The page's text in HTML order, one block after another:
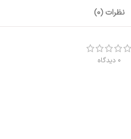
نظرات (0)
0 دیدگاه